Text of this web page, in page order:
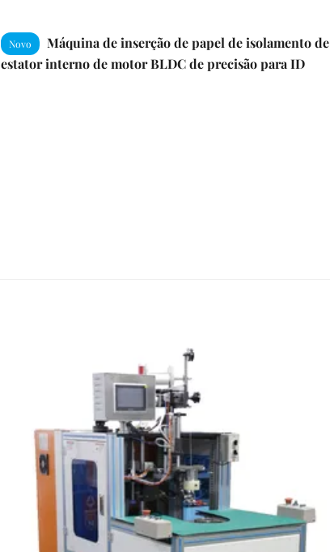
Novo
Máquina de inserção de papel de isolamento de
estator interno de motor BLDC de precisão para ID